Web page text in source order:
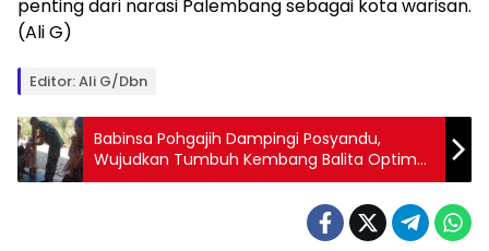
penting dari narasi Palembang sebagai kota warisan.
(Ali G)
Editor: Ali G/Dbn
Babinsa Pohgajih Dampingi Posyandu,
Wujudkan Tumbuh Kembang Balita Optimal
Dan Cegah Stunting